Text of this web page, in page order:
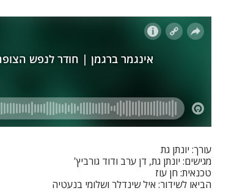
עורך: יונתן גת
מגישים: יונתן גת, דן ערב ודוד גורביץ'
טכנאית: חן עוז
הביאו לשידור: איל שינדלר ושלומי בנעטיה